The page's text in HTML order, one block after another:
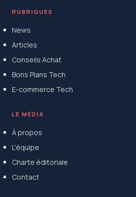
RUBRIQUES
News
Articles
Conseils Achat
Bons Plans Tech
E-commerce Tech
LE MÉDIA
À propos
L'équipe
Charte éditoriale
Contact